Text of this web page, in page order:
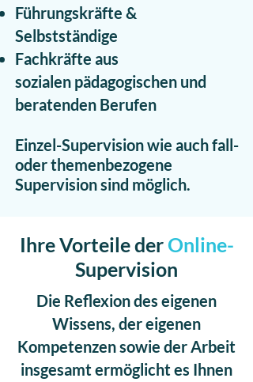
Führungskräfte &
Selbstständige
Fachkräfte aus
sozialen pädagogischen und
beratenden Berufen
Einzel-Supervision wie auch fall-
oder themenbezogene
Supervision sind möglich.
Ihre Vorteile derOnline-
Supervision
Die Reflexion des eigenen
Wissens, der eigenen
Kompetenzen sowie der Arbeit
insgesamt ermöglicht es Ihnen